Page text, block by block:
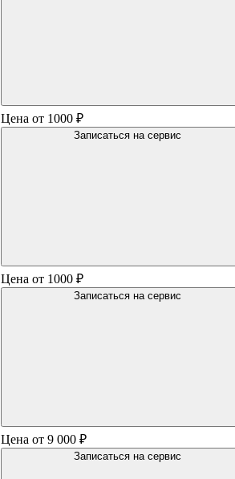
Цена от 1000 ₽
Записаться на сервис
Цена от 1000 ₽
Записаться на сервис
Цена от 9 000 ₽
Записаться на сервис